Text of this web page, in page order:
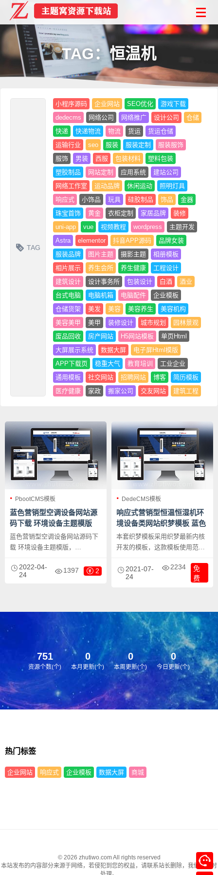
TAG：恒温机
TAG
小程序源码 企业网站 SEO优化
游戏下载
dedecms
网络公司 网络推广 设计公司
仓储
快递
快递物流 物流 货运
货运仓储
运输行业
seo 服装 服装定制
服装服饰
服饰
男装 西服 包装材料
塑料包装
塑胶制品
网站定制 应用系统
建站公司
网络工作室
运动品牌 休闲运动
照明灯具
响应式
小饰品 玩具 硅胶制品 饰品
金器
珠宝首饰
黄金 衣柜定制 家居品牌
装修
uni-app
vue 视频教程 wordpress
主题开发
Astra
elementor 抖音APP源码
品牌女装
服装品牌
图片主题 摄影主题
相册模板
相片展示
养生会所 养生健康
工程设计
建筑设计
设计事务所 包装设计 白酒
酒业
台式电脑
电脑机箱 电脑配件
企业模板
仓储货架
美发 美容 美容养生
美容机构
美容美甲
美甲 装修设计 城市规划
园林景观
废品回收
房产网站 H5网站模板
单页Html
大屏展示系统
数据大屏
电子屏Html模版
APP下载页
稳重大气 教育培训
工业企业
通用模板
社交网站 招聘网站 博客
简历模板
医疗健康
家政 搬家公司 交友网站 建筑工程
PbootCMS模板
蓝色营销型空调设备网站源
码下载 环境设备主题模版
蓝色营销型空调设备网站源码下
载 环境设备主题模版，
板，该模板适用于营销型网站、
空调设备、恒温机恒湿机等企
即可；响应式，同一个后台，数
2022-04-
24
1397 2
DedeCMS模板
响应式营销型恒温恒湿机环
境设备类网站织梦模板 蓝色
营销型空调设备网站模板
本套织梦模板采用织梦最新内核
开发的模板，这款模板使用范围
业，营销型网站、空调设备、恒
温机恒湿机类的网站模板网站类
2021-07-
24
2234
免
费
751
资源个数(个)
0
本月更新(个)
0
本周更新(个)
0
今日更新(个)
热门标签
企业网站 响应式 企业模板 数据大屏 商城
© 2026 zhutiwo.com All rights reserved
本站发布的内容部分来源于网络，若侵犯到您的权益，请联系站长删除，我们将及时